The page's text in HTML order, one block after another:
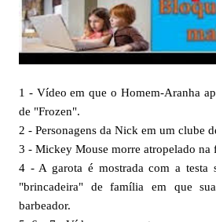
1 - Vídeo em que o Homem-Aranha
de "Frozen".
2 - Personagens da Nick em um clube
3 - Mickey Mouse morre atropelado na
4 - A garota é mostrada com a testa
"brincadeira" de família em que
barbeador.